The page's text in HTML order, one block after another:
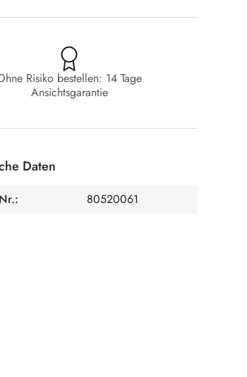
Risiko bestellen: 14 Tage
Ansichtsgarantie
Daten
80520061